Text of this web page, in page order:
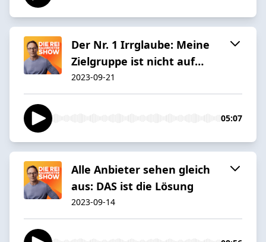
Der Nr. 1 Irrglaube: Meine
Zielgruppe ist nicht auf…
2023-09-21
05:07
Alle Anbieter sehen gleich
aus: DAS ist die Lösung
2023-09-14